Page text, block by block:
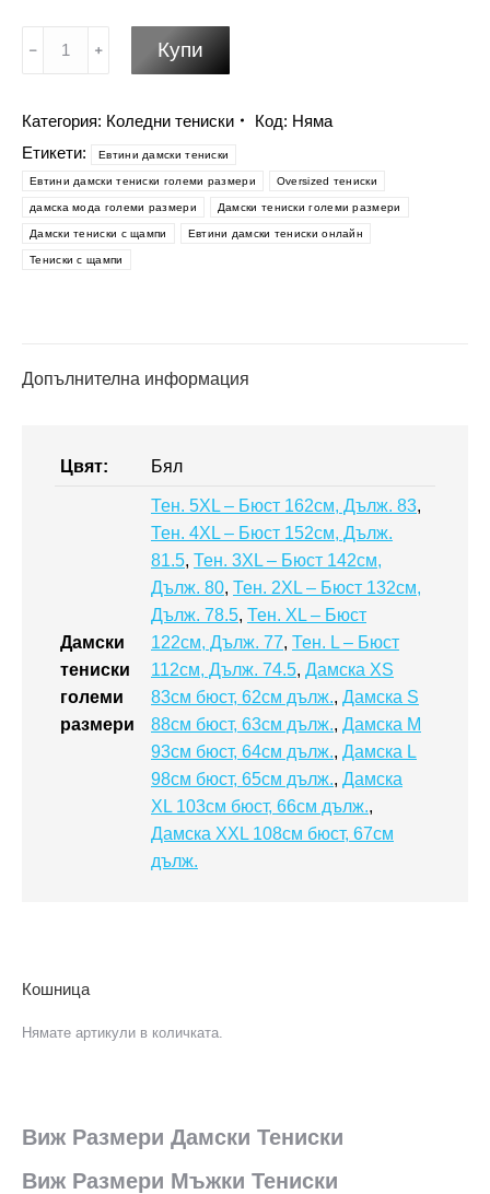
тениска
за
жена
Тениски
Купи
Категория: Коледни тениски Код: Няма
Етикети:
Eвтини дамски тениски
Eвтини дамски тениски големи размери Oversized тениски
дамска мода големи размери Дамски тениски големи размери
Дамски тениски с щампи Евтини дамски тениски онлайн
Тениски с щампи
Допълнителна информация
Цвят: Бял
Дамски
тениски
големи
размери
Тен. 5XL – Бюст 162см, Дълж. 83,
Тен. 4XL – Бюст 152см, Дълж.
81.5, Тен. 3XL – Бюст 142см,
Дълж. 80, Тен. 2XL – Бюст 132см,
Дълж. 78.5, Тен. XL – Бюст
122см, Дълж. 77, Тен. L – Бюст
112см, Дълж. 74.5, Дамска XS
83см бюст, 62см дълж., Дамска S
88см бюст, 63см дълж., Дамска M
93см бюст, 64см дълж., Дамска L
98см бюст, 65см дълж., Дамска
XL 103см бюст, 66см дълж.,
Дамска XXL 108см бюст, 67см
дълж.
Кошница
Нямате артикули в количката.
Виж Размери Дамски Тениски
Виж Размери Мъжки Тениски